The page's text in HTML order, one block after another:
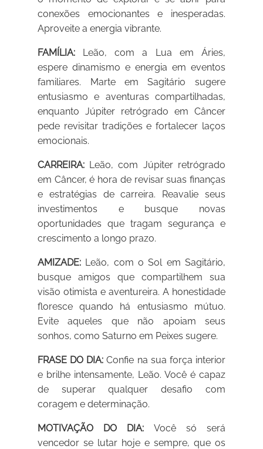
conexões emocionantes e inesperadas.
Aproveite a energia vibrante.
FAMÍLIA: Leão, com a Lua em Áries,
espere dinamismo e energia em eventos
familiares. Marte em Sagitário sugere
entusiasmo e aventuras compartilhadas,
enquanto Júpiter retrógrado em Câncer
pede revisitar tradições e fortalecer laços
emocionais.
CARREIRA: Leão, com Júpiter retrógrado
em Câncer, é hora de revisar suas finanças
e estratégias de carreira. Reavalie seus
investimentos e busque novas
oportunidades que tragam segurança e
crescimento a longo prazo.
AMIZADE: Leão, com o Sol em Sagitário,
busque amigos que compartilhem sua
visão otimista e aventureira. A honestidade
floresce quando há entusiasmo mútuo.
Evite aqueles que não apoiam seus
sonhos, como Saturno em Peixes sugere.
FRASE DO DIA: Confie na sua força interior
e brilhe intensamente, Leão. Você é capaz
de superar qualquer desafio com
coragem e determinação.
MOTIVAÇÃO DO DIA: Você só será
vencedor se lutar hoje e sempre, que os